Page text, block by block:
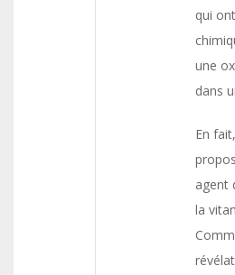
qui
une
dans
En
agent
la